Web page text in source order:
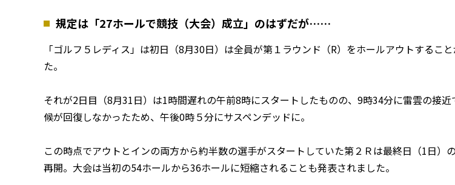
規定は「27ホールで競技（大会）成立」のはずだが……
「ゴルフ５レディス」は初日（8月30日）は全員が第１ラウンド（R）をホールアウトするこ
た。
それが2日目（8月31日）は1時間遅れの午前8時にスタートしたものの、9時34分に雷雲の接近
候が回復しなかったため、午後0時５分にサスペンデッドに。
この時点でアウトとインの両方から約半数の選手がスタートしていた第２Ｒは最終日（1日）
再開。大会は当初の54ホールから36ホールに短縮されることも発表されました。